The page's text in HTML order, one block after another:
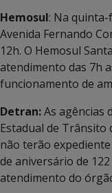
Hemosul: Na
Avenida Fernando
12h. O Hemosul
atendimento das 7h
funcionamento de
Detran:As agências
Estadual de Trânsito
não terão
de aniversário de
atendimento do